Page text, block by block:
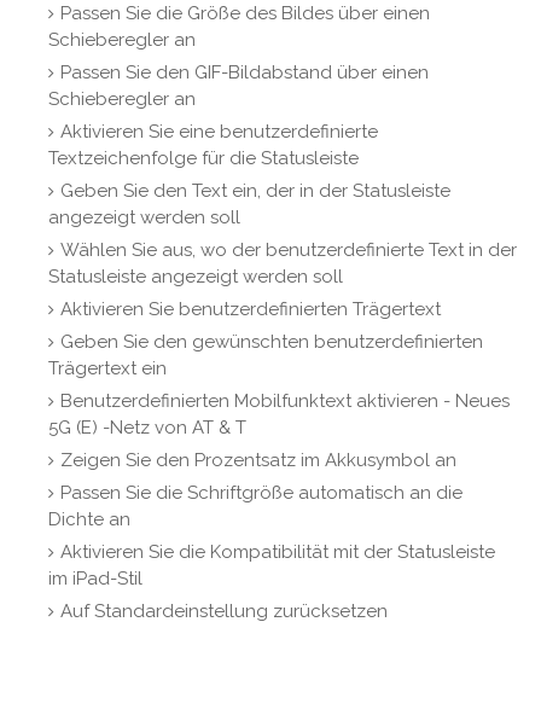
Passen Sie die Größe des Bildes über einen
Schieberegler an
Passen Sie den GIF-Bildabstand über einen
Schieberegler an
Aktivieren Sie eine benutzerdefinierte
Textzeichenfolge für die Statusleiste
Geben Sie den Text ein, der in der Statusleiste
angezeigt werden soll
Wählen Sie aus, wo der benutzerdefinierte Text in der
Statusleiste angezeigt werden soll
Aktivieren Sie benutzerdefinierten Trägertext
Geben Sie den gewünschten benutzerdefinierten
Trägertext ein
Benutzerdefinierten Mobilfunktext aktivieren - Neues
5G (E) -Netz von AT & T
Zeigen Sie den Prozentsatz im Akkusymbol an
Passen Sie die Schriftgröße automatisch an die
Dichte an
Aktivieren Sie die Kompatibilität mit der Statusleiste
im iPad-Stil
Auf Standardeinstellung zurücksetzen